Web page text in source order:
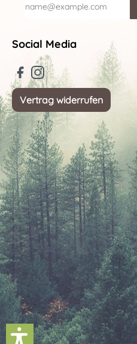
Social Media
Vertrag widerrufen